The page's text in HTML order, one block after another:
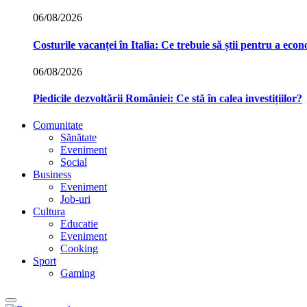
06/08/2026
Costurile vacanței în Italia: Ce trebuie să știi pentru a
06/08/2026
Piedicile dezvoltării României: Ce stă în calea investițiilor?
Comunitate
Sănătate
Eveniment
Social
Business
Eveniment
Job-uri
Cultura
Educatie
Eveniment
Cooking
Sport
Gaming